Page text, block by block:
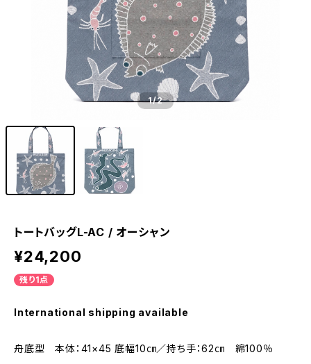
1/2
トートバッグL-AC / オーシャン
¥24,200
残り1点
International shipping available
舟底型 本体：41×45 底幅10㎝／持ち手：62㎝ 綿100％